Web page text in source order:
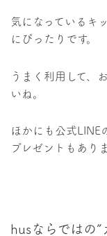
気になっているキ
にぴったりです。
うまく利用して、
いね。
ほかにも公式LINE
プレゼントもありま
husならではの”